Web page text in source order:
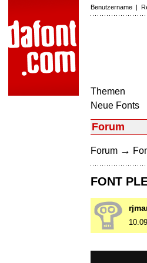
Benutzername |
Themen
Neue Fonts
Forum
Forum →
FONT